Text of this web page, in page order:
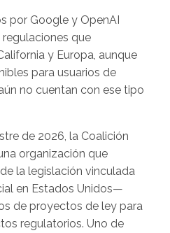
por Google y OpenAI
que
y Europa, aunque
para usuarios de
no cuentan con ese tipo
de 2026, la Coalición
organización que
la legislación vinculada
en Estados Unidos—
de proyectos de ley para
regulatorios. Uno de